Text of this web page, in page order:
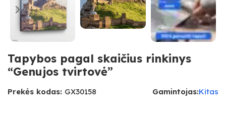
Tapybos pagal skaičius rinkinys
“Genujos tvirtovė”
Prekės kodas: GX30158 Gamintojas:Kitas